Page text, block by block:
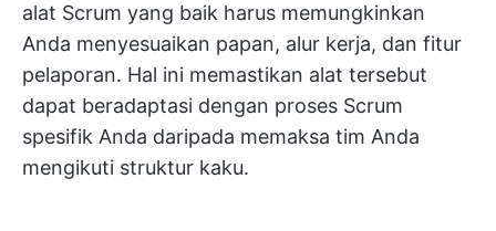
alat Scrum yang baik harus memungkinkan
Anda menyesuaikan papan, alur kerja, dan fitur
pelaporan. Hal ini memastikan alat tersebut
dapat beradaptasi dengan proses Scrum
spesifik Anda daripada memaksa tim Anda
mengikuti struktur kaku.